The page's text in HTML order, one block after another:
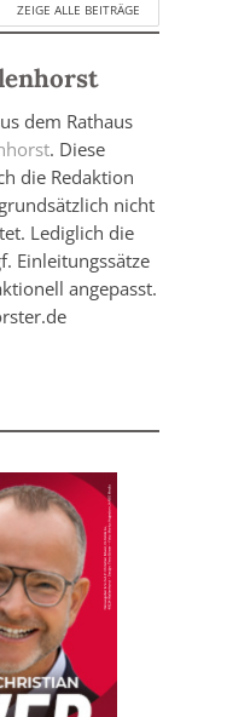
ZEIGE ALLE BEITRÄGE
dem Rathaus
. Diese
die Redaktion
nicht
Lediglich die
Einleitungssätze
angepasst.